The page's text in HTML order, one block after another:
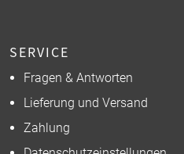
SERVICE
Fragen & Antworten
Lieferung und Versand
Zahlung